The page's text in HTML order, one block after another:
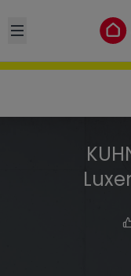
Open sidebar